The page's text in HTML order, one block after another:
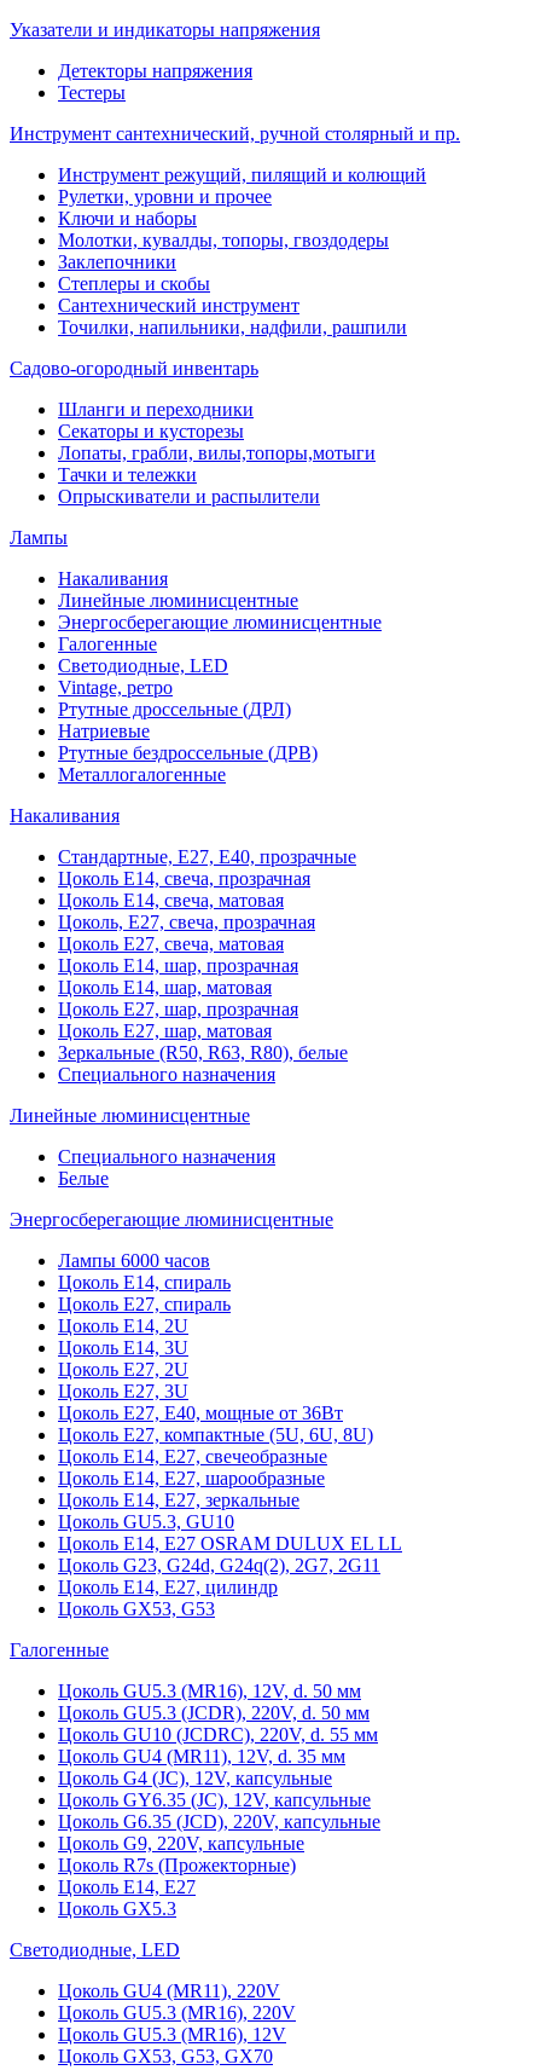
Указатели и индикаторы напряжения
Детекторы напряжения
Тестеры
Инструмент сантехнический, ручной столярный и пр.
Инструмент режущий, пилящий и колющий
Рулетки, уровни и прочее
Ключи и наборы
Молотки, кувалды, топоры, гвоздодеры
Заклепочники
Степлеры и скобы
Сантехнический инструмент
Точилки, напильники, надфили, рашпили
Садово-огородный инвентарь
Шланги и переходники
Секаторы и кусторезы
Лопаты, грабли, вилы,топоры,мотыги
Тачки и тележки
Опрыскиватели и распылители
Лампы
Накаливания
Линейные люминисцентные
Энергосберегающие люминисцентные
Галогенные
Светодиодные, LED
Vintage, ретро
Ртутные дроссельные (ДРЛ)
Натриевые
Ртутные бездроссельные (ДРВ)
Металлогалогенные
Накаливания
Стандартные, Е27, Е40, прозрачные
Цоколь Е14, свеча, прозрачная
Цоколь Е14, свеча, матовая
Цоколь, Е27, свеча, прозрачная
Цоколь Е27, свеча, матовая
Цоколь Е14, шар, прозрачная
Цоколь Е14, шар, матовая
Цоколь Е27, шар, прозрачная
Цоколь Е27, шар, матовая
Зеркальные (R50, R63, R80), белые
Специального назначения
Линейные люминисцентные
Специального назначения
Белые
Энергосберегающие люминисцентные
Лампы 6000 часов
Цоколь Е14, спираль
Цоколь Е27, спираль
Цоколь Е14, 2U
Цоколь Е14, 3U
Цоколь Е27, 2U
Цоколь Е27, 3U
Цоколь Е27, Е40, мощные от 36Вт
Цоколь Е27, компактные (5U, 6U, 8U)
Цоколь Е14, Е27, свечеобразные
Цоколь Е14, Е27, шарообразные
Цоколь Е14, Е27, зеркальные
Цоколь GU5.3, GU10
Цоколь Е14, Е27 OSRAM DULUX EL LL
Цоколь G23, G24d, G24q(2), 2G7, 2G11
Цоколь Е14, Е27, цилиндр
Цоколь GX53, G53
Галогенные
Цоколь GU5.3 (MR16), 12V, d. 50 мм
Цоколь GU5.3 (JCDR), 220V, d. 50 мм
Цоколь GU10 (JCDRC), 220V, d. 55 мм
Цоколь GU4 (MR11), 12V, d. 35 мм
Цоколь G4 (JC), 12V, капсульные
Цоколь GY6.35 (JC), 12V, капсульные
Цоколь G6.35 (JCD), 220V, капсульные
Цоколь G9, 220V, капсульные
Цоколь R7s (Прожекторные)
Цоколь E14, E27
Цоколь GX5.3
Светодиодные, LED
Цоколь GU4 (MR11), 220V
Цоколь GU5.3 (MR16), 220V
Цоколь GU5.3 (MR16), 12V
Цоколь GX53, G53, GX70